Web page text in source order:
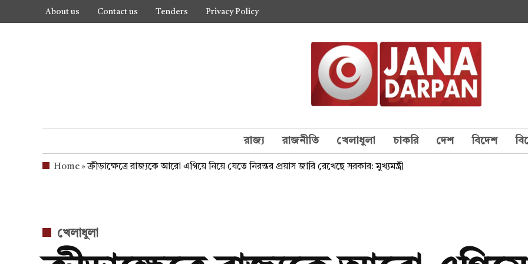
About us Contact us Tenders Privacy Policy
রাজ্য রাজনীতি খেলাধুলা চাকরি দেশ বিদেশ
Home»ক্রীড়াক্ষেত্রে রাজ্যকে আরো এগিয়ে নিয়ে যেতে নিরন্তর প্রয়াস জারি রেখেছে সরকার: মুখ্যমন্ত্রী
POSTED
IN
খেলাধুলা